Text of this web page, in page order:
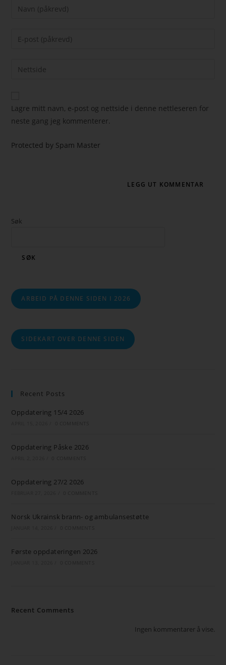
Lagre mitt navn, e-post og nettside i denne nettleseren for
neste gang jeg kommenterer.
Protected by Spam Master
Søk
SØK
ARBEID PÅ DENNE SIDEN I 2026
SIDEKART OVER DENNE SIDEN
Recent Posts
Oppdatering 15/4 2026
Oppdatering Påske 2026
Oppdatering 27/2 2026
Norsk Ukrainsk brann- og ambulansestøtte
Første oppdateringen 2026
Recent Comments
Ingen kommentarer å vise.